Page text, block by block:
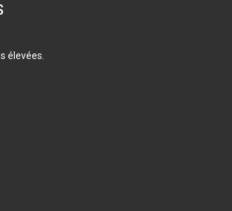
élevées.